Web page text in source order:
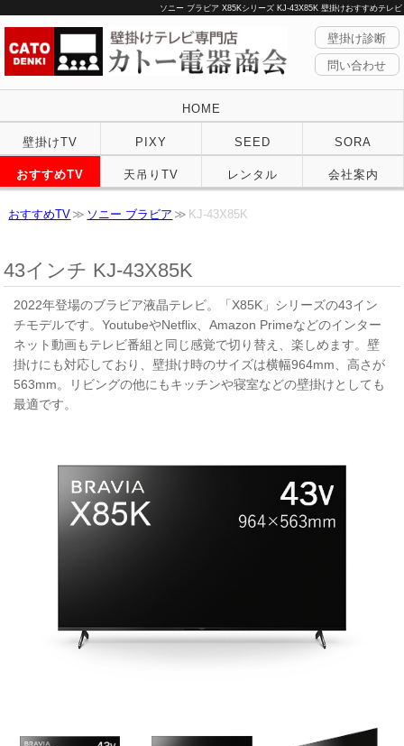
ソニー ブラビア X85Kシリーズ KJ-43X85K 壁掛けおすすめテレビ
壁掛け診断
問い合わせ
HOME
壁掛けTV PIXY SEED SORA
おすすめTV 天吊りTV レンタル 会社案内
おすすめTV ソニー ブラビア KJ-43X85K
43インチ KJ-43X85K
2022年登場のブラビア液晶テレビ。「X85K」シリーズの43イン
チモデルです。YoutubeやNetflix、Amazon Primeなどのインター
ネット動画もテレビ番組と同じ感覚で切り替え、楽しめます。壁
掛けにも対応しており、壁掛け時のサイズは横幅964mm、高さが
563mm。リビングの他にもキッチンや寝室などの壁掛けとしても
最適です。